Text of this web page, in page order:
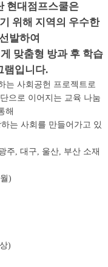
현대점프스쿨은
위해 지역의 우수한
발하여
맞춤형 방과 후 학습
램입니다.
는 사회공헌 프로젝트로
으로 이어지는 교육 나눔
해
는 사회를 만들어가고 있
주, 대구, 울산, 부산 소재
)
)